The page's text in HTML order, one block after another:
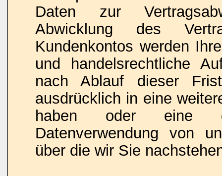
Daten zur
Abwicklung des
Kundenkontos werden
und handelsrechtliche
nach Ablauf dieser
ausdrücklich in eine
haben oder eine
Datenverwendung von
über die wir Sie